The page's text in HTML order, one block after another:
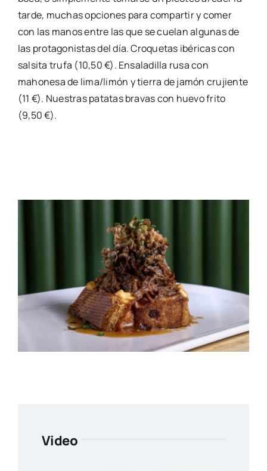
tarde, muchas opciones para compartir y comer
con las manos entre las que se cuelan algunas de
las protagonistas del día. Croquetas ibéricas con
salsita trufa (10,50 €). Ensaladilla rusa con
mahonesa de lima/limón y tierra de jamón crujiente
(11 €). Nuestras patatas bravas con huevo frito
(9,50 €).
Video